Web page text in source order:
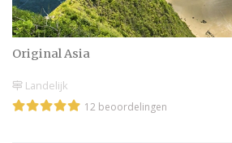
Hoe dan ook, je kunt er zeker
een geweldige ervaring krijgt
Huwelijksreis in Rotterdam
Het zijn stuk voor stuk
missie hebben om jullie een
dag te bezorgen.
Original Asia
Landelijk
12 beoordelingen